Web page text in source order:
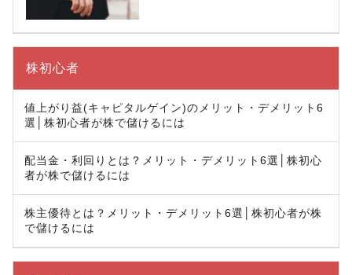
株初心者
値上がり益(キャピタルゲイン)のメリット・デメリット6
選│株初心者が株で儲けるには
配当金・利回りとは？メリット・デメリット6選│株初心
者が株で儲けるには
株主優待とは？メリット・デメリット6選│株初心者が株
で儲けるには